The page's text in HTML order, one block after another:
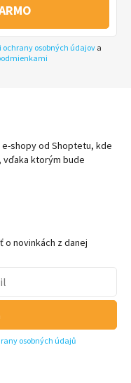
osobných údajov a
e-shopyod Shoptetu, kde
ktorým bude
o novinkách z danej
osobných údajů